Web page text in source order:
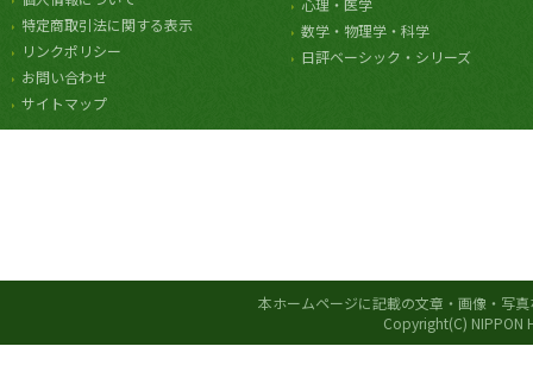
特定商取引法に関する表示
リンクポリシー
お問い合わせ
サイトマップ
心理・医学
数学・物理学・科学
日評ベーシック・シリーズ
本ホームページに記載の文章・画像・写
Copyright(C) NIPPON